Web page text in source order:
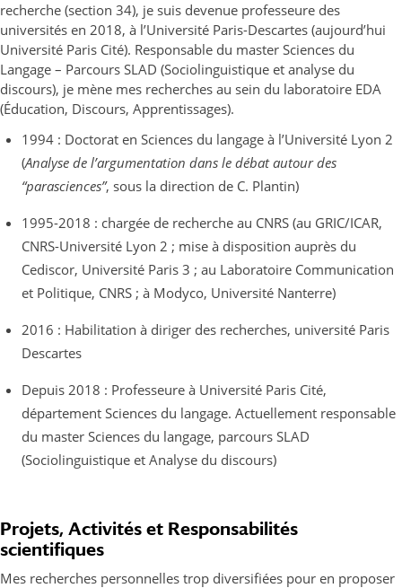
recherche (section 34), je suis devenue professeure des
universités en 2018, à l’Université Paris-Descartes (aujourd’hui
Université Paris Cité). Responsable du master Sciences du
Langage – Parcours SLAD (Sociolinguistique et analyse du
discours), je mène mes recherches au sein du laboratoire EDA
(Éducation, Discours, Apprentissages).
1994 : Doctorat en Sciences du langage à l’Université Lyon 2
(Analyse de l’argumentation dans le débat autour des
“parasciences”, sous la direction de C. Plantin)
1995-2018 : chargée de recherche au CNRS (au GRIC/ICAR,
CNRS-Université Lyon 2 ; mise à disposition auprès du
Cediscor, Université Paris 3 ; au Laboratoire Communication
et Politique, CNRS ; à Modyco, Université Nanterre)
2016 : Habilitation à diriger des recherches, université Paris
Descartes
Depuis 2018 : Professeure à Université Paris Cité,
département Sciences du langage. Actuellement responsable
du master Sciences du langage, parcours SLAD
(Sociolinguistique et Analyse du discours)
Projets, Activités et Responsabilités
scientifiques
Mes recherches personnelles trop diversifiées pour en proposer